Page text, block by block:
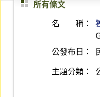
所有條文
名 稱：
公發布日：
主題分類：